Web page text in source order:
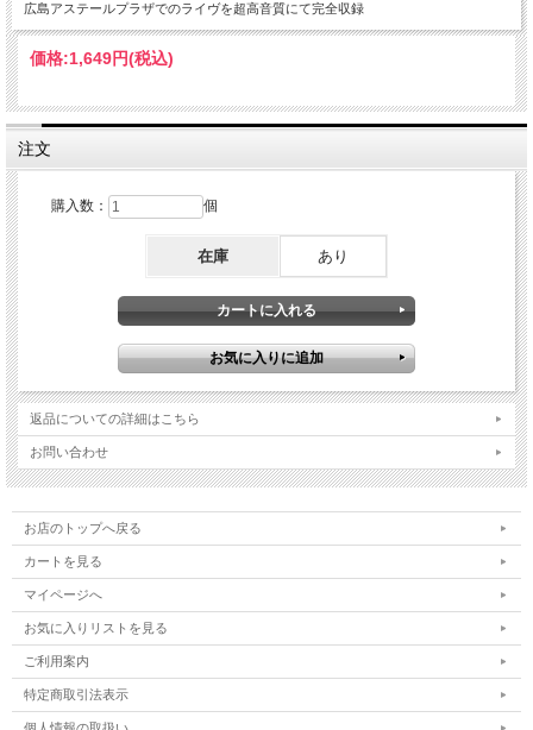
広島アステールプラザでのライヴを超高音質にて完全収録
価格:1,649円(税込)
注文
購入数： 個
在庫 あり
返品についての詳細はこちら
お問い合わせ
お店のトップへ戻る
カートを見る
マイページへ
お気に入りリストを見る
ご利用案内
特定商取引法表示